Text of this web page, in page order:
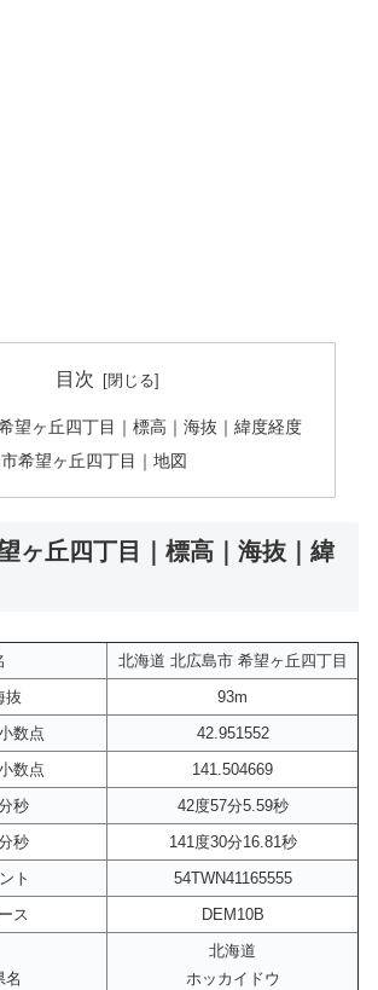
目次
望ヶ丘四丁目｜標高｜海抜｜緯度経度
希望ヶ丘四丁目｜地図
ヶ丘四丁目｜標高｜海抜｜緯
北海道 北広島市 希望ヶ丘四丁目
抜
93m
数点
42.951552
数点
141.504669
秒
42度57分5.59秒
秒
141度30分16.81秒
ト
54TWN41165555
ス
DEM10B
名
北海道
ホッカイドウ